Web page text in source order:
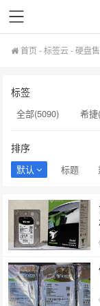
首页 -标签云- 硬盘
标签
全部(5090) 希
硬盘采购(474)
企业级硬盘批发(240)
服务器硬盘价格(196)
硬盘寿命(160)
英特尔(153)
排序
默认 标题